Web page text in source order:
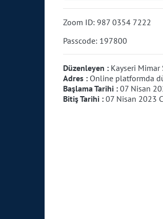
Zoom ID: 987 0354 7222
Passcode: 197800
Düzenleyen : Kayseri Mimar
Adres : Online platformda
Başlama Tarihi : 07 Nisan
Bitiş Tarihi : 07 Nisan 2023